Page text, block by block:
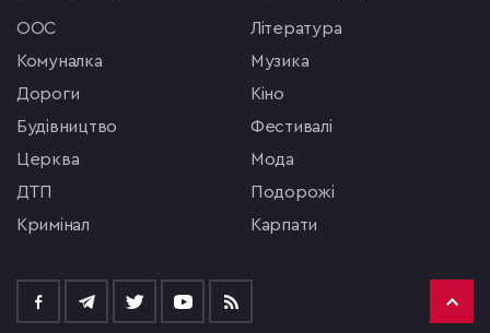
ООС
комуналка
Дороги
будівництво
церква
ДТП
кримінал
література
музика
кіно
фестивалі
мода
подорожі
Карпати